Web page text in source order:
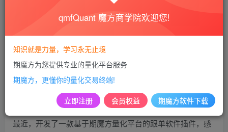
基于量化平台的跟单软件（插件）实现思路–源码下载
此内容为付费资源，请付费后查看
99
黄金会员
免费
最近，开发了一款基于期魔方量化平台的跟单软件插件，感
qmfQuant 魔方商学院欢迎您!
知识就是力量，学习永无止境
期魔方为您提供专业的量化平台服务
期魔方，更懂你的量化交易终端!
立即注册 会员权益 期魔方软件下载